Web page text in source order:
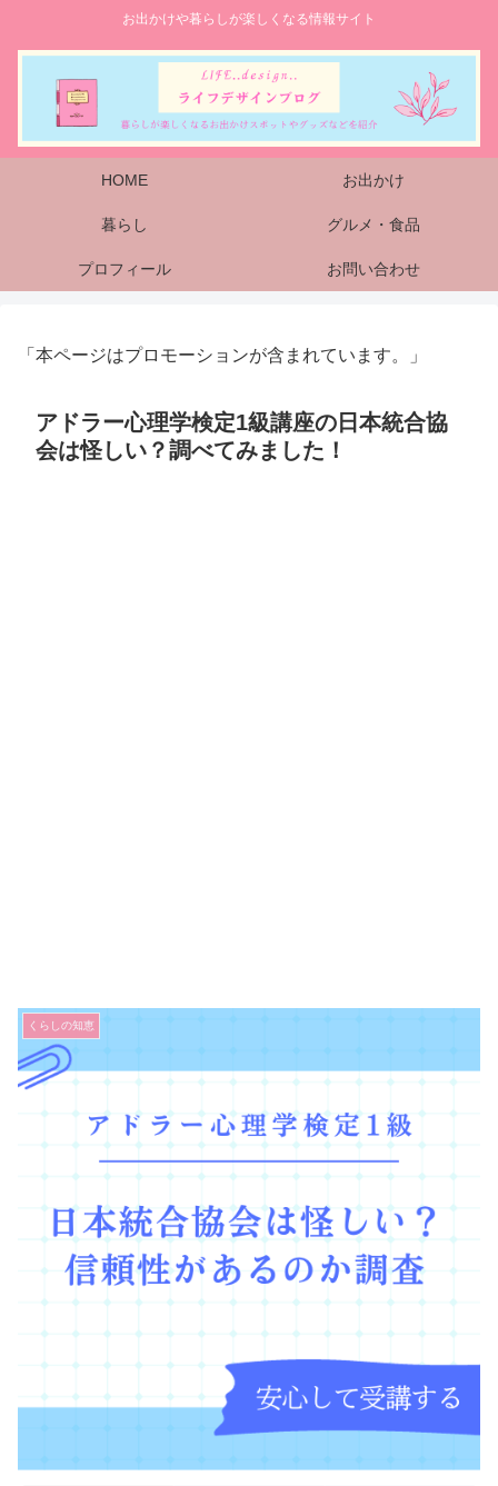
お出かけや暮らしが楽しくなる情報サイト
HOME お出かけ
暮らし グルメ・食品
プロフィール お問い合わせ
「本ページはプロモーションが含まれています。」
アドラー心理学検定1級講座の日本統合協
会は怪しい？調べてみました！
くらしの知恵